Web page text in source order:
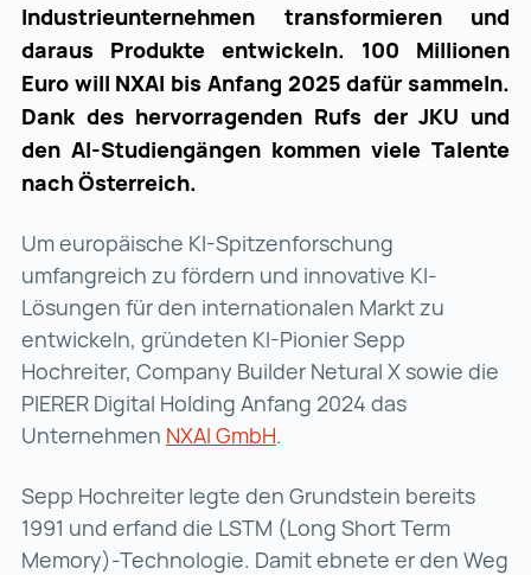
Industrieunternehmen transformieren und
daraus Produkte entwickeln. 100 Millionen
Euro will NXAI bis Anfang 2025 dafür sammeln.
Dank des hervorragenden Rufs der JKU und
den AI-Studiengängen kommen viele Talente
nach Österreich.
Um europäische KI-Spitzenforschung
umfangreich zu fördern und innovative KI-
Lösungen für den internationalen Markt zu
entwickeln, gründeten KI-Pionier Sepp
Hochreiter, Company Builder Netural X sowie die
PIERER Digital Holding Anfang 2024 das
Unternehmen NXAI GmbHNXAI GmbH (wird in
.
Sepp Hochreiter legte den Grundstein bereits
1991 und erfand die LSTM (Long Short Term
Memory)-Technologie. Damit ebnete er den Weg